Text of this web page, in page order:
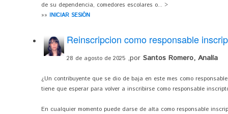
de su dependencia, comedores escolares o... >
»» INICIAR SESIÓN
Reinscripcion como responsable
28 de agosto de 2025 ,por Santos Romero, Analía
¿Un contribuyente que se dio de baja en este mes como
tiene que esperar para volver a inscribirse como responsable
En cualquier momento puede darse de alta como responsable